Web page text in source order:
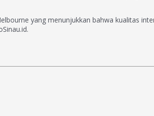
yang menunjukkan bahwa kualitas